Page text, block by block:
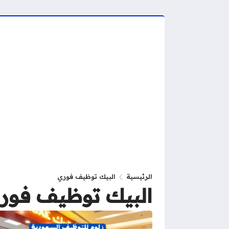
الرئيسية البيك توظيف فوري
البيك توظيف